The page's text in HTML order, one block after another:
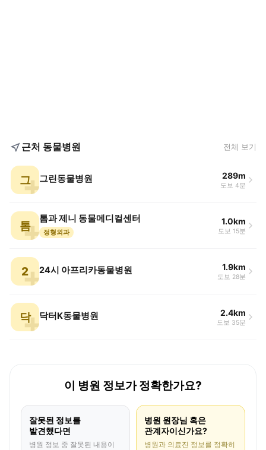
근처 동물병원 전체 보기
그 그린동물병원 289m
도보 4분
톰
톰과 제니 동물메디컬센터
정형외과
1.0km
도보 15분
2 24시 아프리카동물병원 1.9km
도보 28분
닥 닥터K동물병원 2.4km
도보 35분
이 병원 정보가 정확한가요?
잘못된 정보를
발견했다면
병원 정보 중 잘못된 내용이
병원 원장님 혹은
관계자이신가요?
병원과 의료진 정보를 정확히